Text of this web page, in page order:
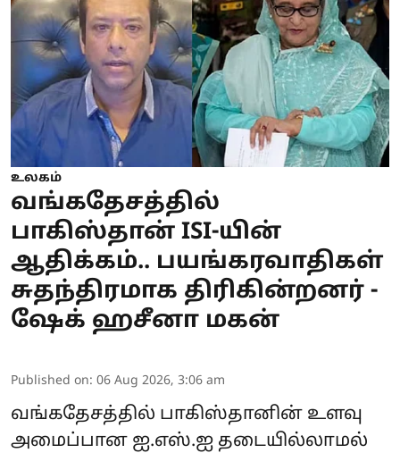
உலகம்
வங்கதேசத்தில்
பாகிஸ்தான் ISI-யின்
ஆதிக்கம்.. பயங்கரவாதிகள்
சுதந்திரமாக திரிகின்றனர் -
ஷேக் ஹசீனா மகன்
Published on: 06 Aug 2026, 3:06 am
வங்கதேசத்தில் பாகிஸ்தானின் உளவு
அமைப்பான ஐ.எஸ்.ஐ தடையில்லாமல்